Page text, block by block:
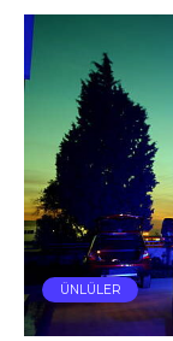
ÜNLÜLER